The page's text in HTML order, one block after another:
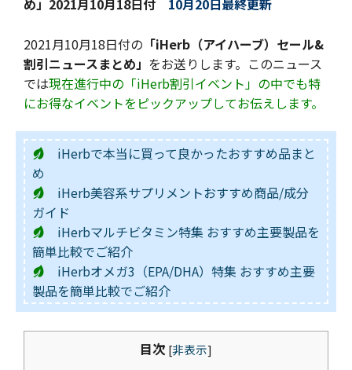
め」 2021月10月18日付 10月20日最終更新
2021月10月18日付の 「iHerb（アイハーブ）セール&
割引ニュースまとめ」 をお送りします。このニュース
では現在進行中の「iHerb割引イベント」の中でも特
にお得なイベントをピックアップしてお伝えします。
iHerbで本当に買って良かったおすすめ品まと
め
iHerb美容系サプリメントおすすめ商品/成分
ガイド
iHerbマルチビタミン特集 おすすめ主要製品を
簡単比較でご紹介
iHerbオメガ3（EPA/DHA）特集 おすすめ主要
製品を簡単比較でご紹介
目次 [非表示]